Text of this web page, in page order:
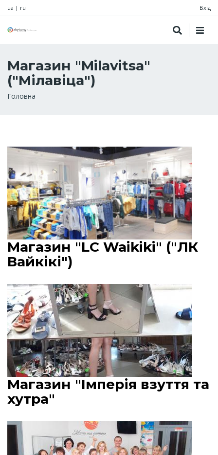
ua | ru Вхід
Магазин "Milavitsa"
("Мілавіца")
Рядок
Головна
Магазин "LC Waikiki" ("ЛК
Вайкікі")
Магазин "Імперія взуття та
хутра"